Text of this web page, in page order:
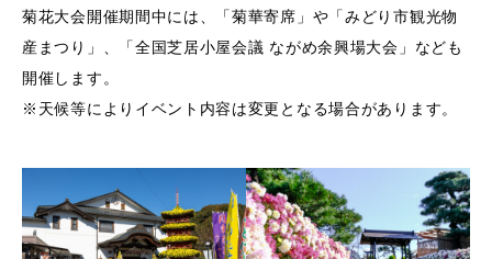
菊花大会開催期間中には、「菊華寄席」や「みどり市観光物
産まつり」、「全国芝居小屋会議 ながめ余興場大会」なども
開催します。
※天候等によりイベント内容は変更となる場合があります。